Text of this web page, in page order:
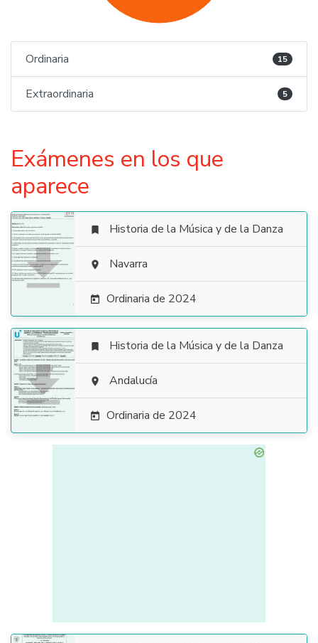
Ordinaria 15
Extraordinaria 5
Exámenes en los que
aparece

 Historia de la Música y de la Danza
 Navarra
 Ordinaria de 2024

 Historia de la Música y de la Danza
 Andalucía
 Ordinaria de 2024